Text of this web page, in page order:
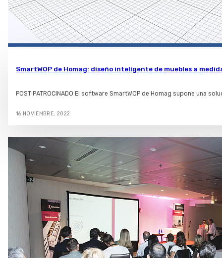
SmartWOP de Homag: diseño inteligente de muebles a
POST PATROCINADO El software SmartWOP de Homag supone una
16 NOVIEMBRE, 2022